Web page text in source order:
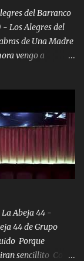
del Barranco
Los Alegres del
de Una Madre
vengo a
aquí
recuerdo que yo
lo mismo que
mirarte, mas se
El desespero me
por siempre
Abeja 44 -
44 de Grupo
Porque
sencillito Con